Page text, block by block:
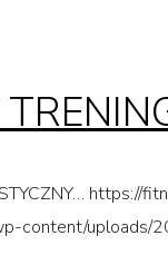
https://
content/uploads/